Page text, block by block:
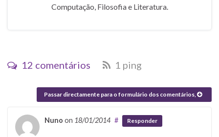
Computação, Filosofia e Literatura.
12 comentários 1 ping
Passar directamente para o formulário dos comentários,
Nuno on 18/01/2014 # Responder